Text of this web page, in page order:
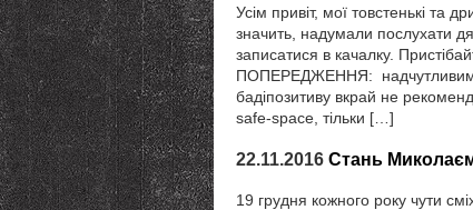
Усім привіт, мої товстенькі та
значить, надумали послухати
записатися в качалку.
ПОПЕРЕДЖЕННЯ: надчутливим
бадіпозитиву вкрай не
safe-space, тільки […]
22.11.2016 Стань
19 грудня кожного року чути